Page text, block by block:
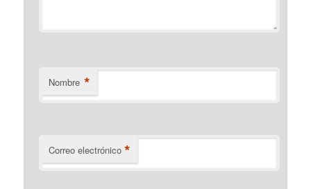
Nombre *
Correo electrónico *